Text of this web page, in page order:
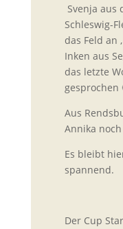
Svenja aus
Schleswig-
das Feld an
Inken aus
das letzte
gesprochen
Aus
Annika
Es bleibt
spannend.
Der Cup